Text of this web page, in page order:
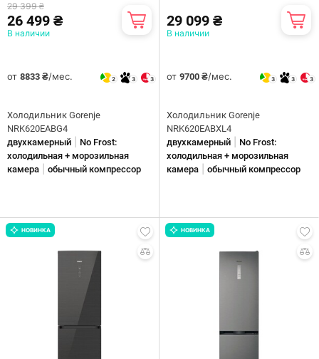
29 399 ₴
26 499 ₴
В наличии
от 8833 ₴/мес. 2 3 3
Холодильник Gorenje
NRK620EABG4
двухкамерный
No Frost:
холодильная + морозильная
камера
обычный компрессор
29 099 ₴
В наличии
от 9700 ₴/мес. 3 3 3
Холодильник Gorenje
NRK620EABXL4
двухкамерный
No Frost:
холодильная + морозильная
камера
обычный компрессор
НОВИНКА НОВИНКА